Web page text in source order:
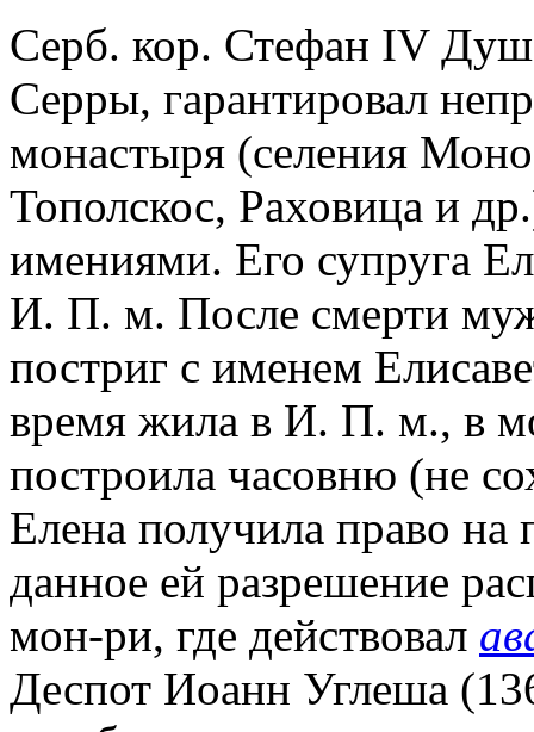
Серб. кор. Стефан IV
Серры, гарантировал
монастыря (селения
Тополскос, Раховица и
имениями. Его супруга
И. П. м. После смерти
постриг с именем
время жила в И. П. м., в
построила часовню (не
Елена получила право
данное ей разрешение
мон-ри, где действовал
Деспот Иоанн Углеша